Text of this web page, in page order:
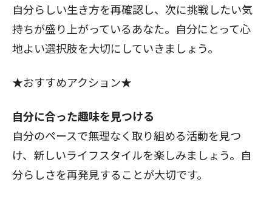
自分らしい生き方を再確認し、次に挑戦したい気
持ちが盛り上がっているあなた。自分にとって心
地よい選択肢を大切にしていきましょう。
★おすすめアクション★
自分に合った趣味を見つける
自分のペースで無理なく取り組める活動を見つ
け、新しいライフスタイルを楽しみましょう。自
分らしさを再発見することが大切です。